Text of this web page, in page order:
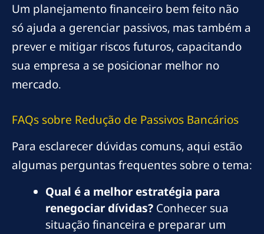
Um planejamento financeiro bem feito não
só ajuda a gerenciar passivos, mas também a
prever e mitigar riscos futuros, capacitando
sua empresa a se posicionar melhor no
mercado.
FAQs sobre Redução de Passivos Bancários
Para esclarecer dúvidas comuns, aqui estão
algumas perguntas frequentes sobre o tema:
Qual é a melhor estratégia para
renegociar dívidas? Conhecer sua
situação financeira e preparar um